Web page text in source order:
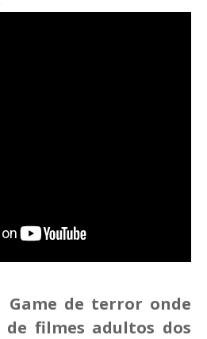
Game de terror onde
filmes adultos dos